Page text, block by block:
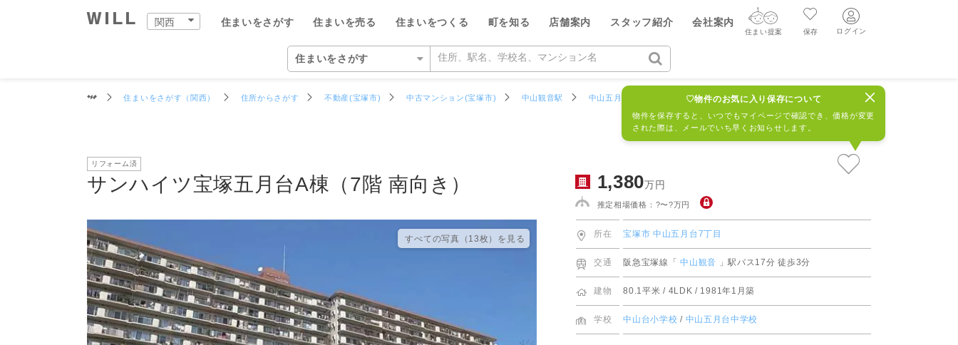
関西 住まいをさがす 住まいを売る 住まいをつくる 町を知る 店舗案内 スタッフ紹介 会社案内
ログイン
保存
住まい提案
住まいをさがす
住まいをさがす
スタッフをさがす
新規会員登録
AIウィルくんの提案
AI住まい提案を受ける
AI査定・チャット相談する
不動産エージェントの提案
価格査定を依頼する
相場データを依頼する
ログイン
新規会員登録
住まいをさがす（関西）
沿線・駅からさがす
投資用物件をさがす
新着物件をさがす
価格変更物件をさがす
新着物件お知らせメール
買替えシミュレーション
買替え成功のポイント
不動産相場価格推定システム
購入時・購入後のサポート
住まいを売る（関西）
買いたい人が集まる3つの理由
チームで売却をサポート
建物の検査と保証サービス
相場データ提供サービス
買替えシミュレーション
お客さまの声（売却）
売主さま向けのサービス
売却依頼時の契約の種類
買替え成功のポイント
不動産の売却Q&A
マンガで分かる住まいの売却
ピッタリ売却スタイル診断
中古×リフォーム（関西）
中古×リフォームとは
リフォーム一体型住宅ローン
安心の自社施工・自社管理体制
ウィルの中古×リフォームの本
購入時・購入後のサポート
リフォームするときに役立つ読みもの
町を知る（関西）
芦屋市
川西市
川辺郡猪名川町
吹田市
摂津市
関西の店舗一覧
伊丹営業所
川西営業所
茨木営業所
ウィルグループの全スタッフ
ウィル空間デザインのスタッフ
デザイン・コンサルティング
企業情報 TOP
トップメッセージ
歴史・沿革
組織図
開発分譲実績
本社へのアクセス
ワンストップサービス
リフォーム・リノベーション事業
開発分譲事業
ファイナンシャルプランニング事業
家具事業
決算発表
電子公告
サンハイツ宝塚五月台A棟 1,380 万円 物件番号 939961R 質問・見学予約する
住まいをさがす（関西） 住所からさがす 不動産(宝塚市) 中古マンション(宝塚市) 中山観音駅 中山五月台7丁目 サンハイツ宝塚五月台A棟 939961R
♡物件のお気に入り保存について
物件を保存すると、いつでもマイページで確認でき、価格が変更
された際は、メールでいち早くお知らせします。
リフォーム済
サンハイツ宝塚五月台A棟（7階 南向き） 1,380万円
推定相場価格：?〜?万円
すべての写真（13枚）を⾒る 所在 宝塚市中山五月台7丁目
交通 阪急宝塚線「中山観音 」駅バス17分 徒歩3分
建物 80.1平米 / 4LDK / 1981年1月築
学校 中山台小学校/ 中山五月台中学校